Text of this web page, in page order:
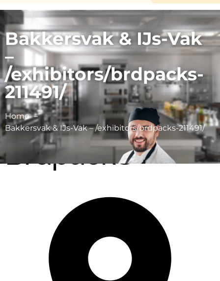
Bakkersvak & IJs-Vak
–
/exhibitors/brdpacks-
211491/
Home
Bakkersvak & IJs-Vak – /exhibitors/brdpacks-211491/
BrdpackS